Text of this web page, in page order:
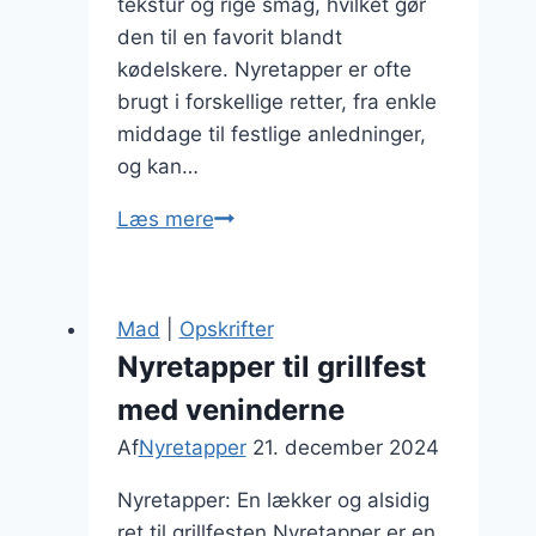
tekstur og rige smag, hvilket gør
den til en favorit blandt
kødelskere. Nyretapper er ofte
brugt i forskellige retter, fra enkle
middage til festlige anledninger,
og kan…
Læs mereNyretapper
ekstra
Mad Opskrifter
Nyretapper til grillfest
med veninderne
AfNyretapper 21. december 2024
Nyretapper: En lækker og alsidig